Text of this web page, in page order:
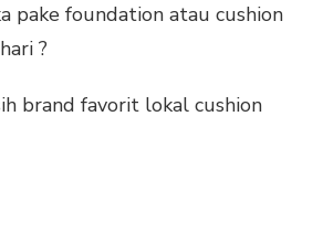
pake foundation atau cushion
?
brand favorit lokal cushion